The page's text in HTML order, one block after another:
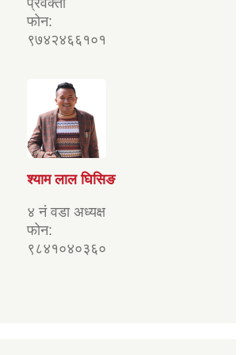
प्रवक्ता
फोन:
९७४२४६६१०१
श्याम लाल घिसिङ
४ नं वडा अध्यक्ष
फोन:
९८४१०४०३६०